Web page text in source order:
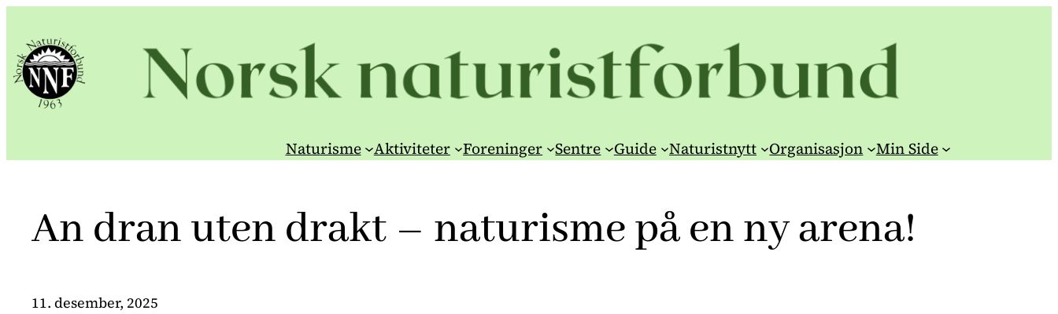
innhold
Naturisme Aktiviteter Foreninger Sentre Guide Naturistnytt Organisasjon Min Side
An dran uten drakt – naturisme på en ny arena!
11. desember, 2025